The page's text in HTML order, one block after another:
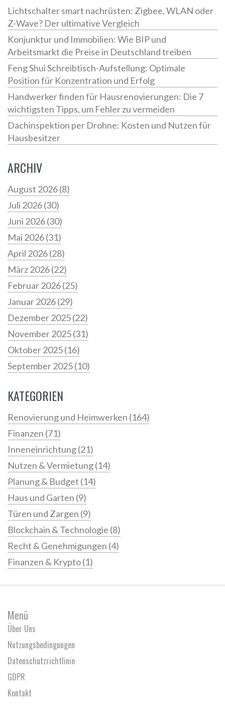
Lichtschalter smart nachrüsten: Zigbee, WLAN oder
Z-Wave? Der ultimative Vergleich
Konjunktur und Immobilien: Wie BIP und
Arbeitsmarkt die Preise in Deutschland treiben
Feng Shui Schreibtisch-Aufstellung: Optimale
Position für Konzentration und Erfolg
Handwerker finden für Hausrenovierungen: Die 7
wichtigsten Tipps, um Fehler zu vermeiden
Dachinspektion per Drohne: Kosten und Nutzen für
Hausbesitzer
ARCHIV
August 2026(8)
Juli 2026(30)
Juni 2026(30)
Mai 2026(31)
April 2026(28)
März 2026(22)
Februar 2026(25)
Januar 2026(29)
Dezember 2025(22)
November 2025(31)
Oktober 2025(16)
September 2025(10)
KATEGORIEN
Renovierung und Heimwerken (164)
Finanzen (71)
Inneneinrichtung(21)
Nutzen & Vermietung(14)
Planung & Budget (14)
Haus und Garten (9)
Türen und Zargen (9)
Blockchain & Technologie (8)
Recht & Genehmigungen (4)
Finanzen & Krypto(1)
Menü
Über Uns
Nutzungsbedingungen
Datenschutzrichtlinie
GDPR
Kontakt